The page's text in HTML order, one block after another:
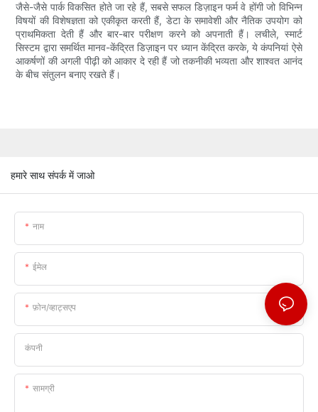
जैसे-जैसे पार्क विकसित होते जा रहे हैं, सबसे सफल डिज़ाइन फर्म वे होंगी जो विभिन्न
विषयों की विशेषज्ञता को एकीकृत करती हैं, डेटा के समावेशी और नैतिक उपयोग को
प्राथमिकता देती हैं और बार-बार परीक्षण करने को अपनाती हैं। लचीले, स्मार्ट
सिस्टम द्वारा समर्थित मानव-केंद्रित डिज़ाइन पर ध्यान केंद्रित करके, ये कंपनियां ऐसे
आकर्षणों की अगली पीढ़ी को आकार दे रही हैं जो तकनीकी भव्यता और शाश्वत आनंद
के बीच संतुलन बनाए रखते हैं।
हमारे साथ संपर्क में जाओ
नाम
ईमेल
फ़ोन/व्हाट्सएप
कंपनी
सामग्री